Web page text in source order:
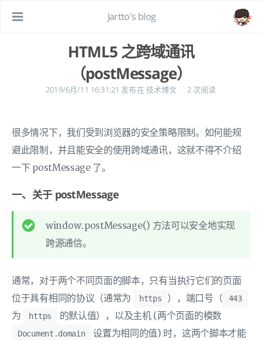
Jartto's blog
HTML5 之跨域通讯
（postMessage）
2019/6月/11 16:31:21 发布在 技术博文 2次阅读
很多情况下，我们受到浏览器的安全策略限制。如何能规
避此限制，并且能安全的使用跨域通讯，这就不得不介绍
一下 postMessage 了。
一、关于 postMessage
window.postMessage() 方法可以安全地实现
跨源通信。
通常，对于两个不同页面的脚本，只有当执行它们的页面
位于具有相同的协议（通常为
https ），端口号（ 443
为 https 的默认值），以及主机 (两个页面的模数
Document.domain
设置为相同的值) 时，这两个脚本才能